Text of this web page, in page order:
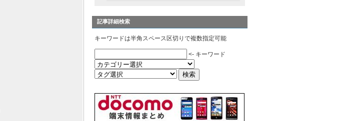
記事詳細検索
キーワードは半角スペース区切りで複数指定可能
<- キーワード